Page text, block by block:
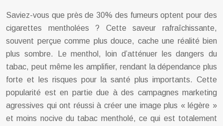
Saviez-vous que près de 30% des fumeurs optent pour des
cigarettes mentholées ? Cette saveur rafraîchissante,
souvent perçue comme plus douce, cache une réalité bien
plus sombre. Le menthol, loin d’atténuer les dangers du
tabac, peut même les amplifier, rendant la dépendance plus
forte et les risques pour la santé plus importants. Cette
popularité est en partie due à des campagnes marketing
agressives qui ont réussi à créer une image plus « légère »
et moins nocive du tabac mentholé, ce qui est totalement